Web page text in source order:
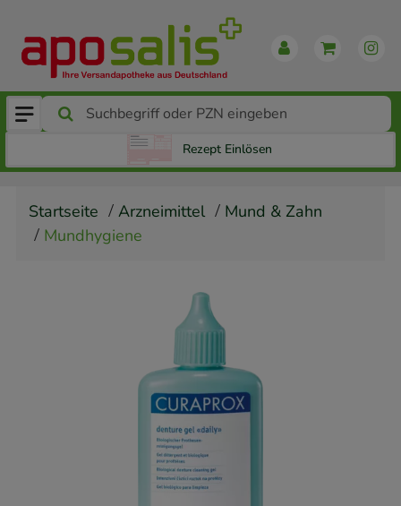
Rezept Einlösen
Startseite Arzneimittel
Mund & Zahn
Mundhygiene